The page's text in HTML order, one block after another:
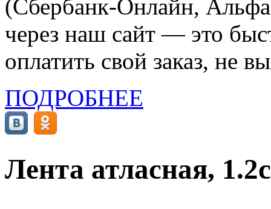
(Сбербанк-Онлайн,
через наш сайт — это
оплатить свой заказ, не
ПОДРОБНЕЕ
Лента атласная,